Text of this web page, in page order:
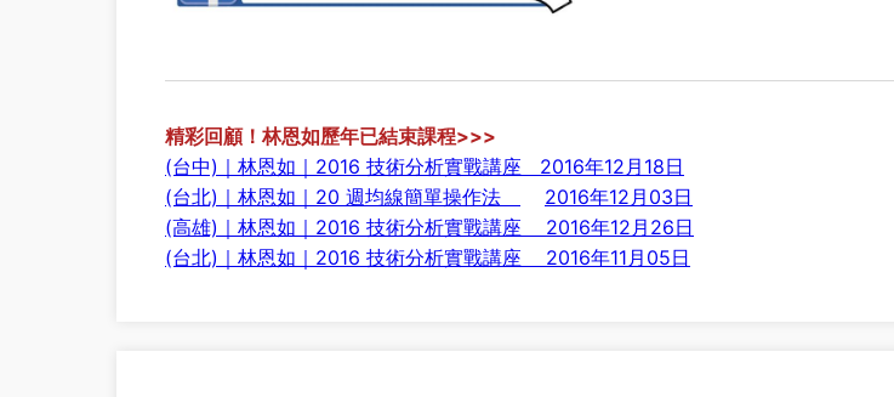
精彩回顧！林恩如歷年已結束課程>>>
(台中)｜林恩如｜2016 技術分析實戰講座 2016年12月18日
(台北) ｜ 林恩如 ｜ 20 週均線簡單操作法
2016年12月03日
(高雄)｜林恩如｜2016 技術分析實戰講座
2016年12月26日
(台北)｜林恩如｜2016 技術分析實戰講座
2016年11月05日